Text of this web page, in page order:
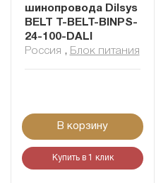
шинопровода Dilsys
BELT T-BELT-BINPS-
24-100-DALI
Россия , Блок питания
В корзину
Купить в 1 клик